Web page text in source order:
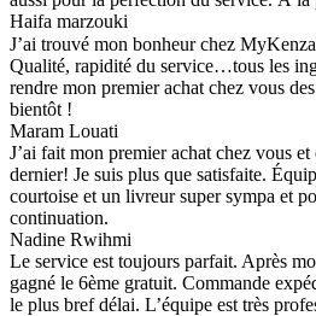
Haifa marzouki
J’ai trouvé mon bonheur chez
Qualité, rapidité du service…tous les
rendre mon premier achat chez vous
bientôt !
Maram Louati
J’ai fait mon premier achat chez vous et
dernier! Je suis plus que satisfaite.
courtoise et un livreur super sympa et
continuation.
Nadine Rwihmi
Le service est toujours parfait. Après
gagné le 6ème gratuit. Commande
le plus bref délai. L’équipe est très